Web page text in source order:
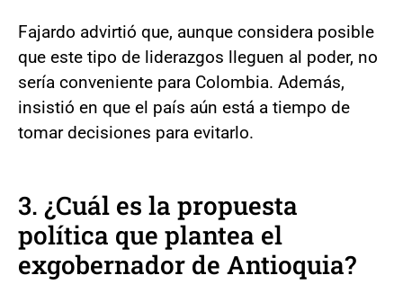
Fajardo advirtió que, aunque considera posible
que este tipo de liderazgos lleguen al poder, no
sería conveniente para Colombia. Además,
insistió en que el país aún está a tiempo de
tomar decisiones para evitarlo.
3. ¿Cuál es la propuesta
política que plantea el
exgobernador de Antioquia?